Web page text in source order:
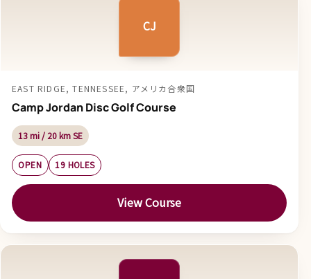
CJ
EAST RIDGE, TENNESSEE, アメリカ合衆国
Camp Jordan Disc Golf Course
13 mi / 20 km SE
OPEN 19 HOLES
View Course